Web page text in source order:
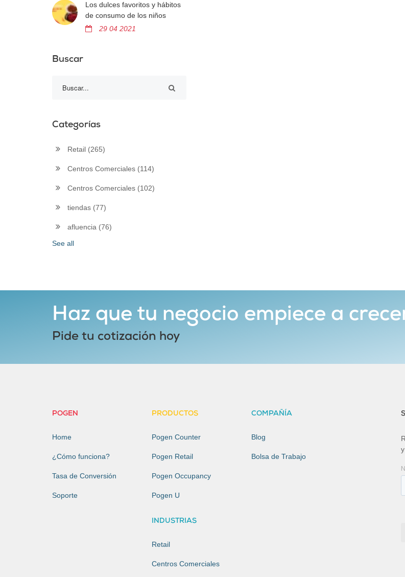
Los dulces favoritos y hábitos
de consumo de los niños
29 04 2021
Buscar
Categorías
Retail (265)
Centros Comerciales (114)
Centros Comerciales (102)
tiendas (77)
afluencia (76)
See all
Haz que tu negocio empiece a
Pide tu cotización hoy
POGEN
Home
¿Cómo funciona?
Tasa de Conversión
Soporte
PRODUCTOS
Pogen Counter
Pogen Retail
Pogen Occupancy
Pogen U
INDUSTRIAS
Retail
Centros Comerciales
COMPAÑÍA
Blog
Bolsa de Trabajo